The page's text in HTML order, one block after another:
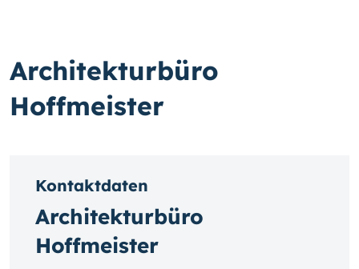
Architekturbüro
Hoffmeister
Kontaktdaten
Architekturbüro
Hoffmeister